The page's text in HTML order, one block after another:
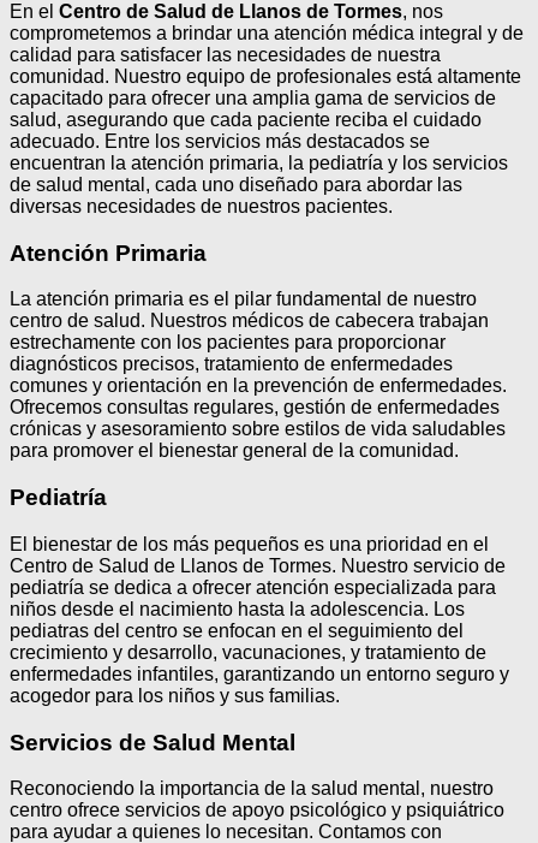
En el Centro de Salud de Llanos de Tormes, nos
comprometemos a brindar una atención médica integral y de
calidad para satisfacer las necesidades de nuestra
comunidad. Nuestro equipo de profesionales está altamente
capacitado para ofrecer una amplia gama de servicios de
salud, asegurando que cada paciente reciba el cuidado
adecuado. Entre los servicios más destacados se
encuentran la atención primaria, la pediatría y los servicios
de salud mental, cada uno diseñado para abordar las
diversas necesidades de nuestros pacientes.
Atención Primaria
La atención primaria es el pilar fundamental de nuestro
centro de salud. Nuestros médicos de cabecera trabajan
estrechamente con los pacientes para proporcionar
diagnósticos precisos, tratamiento de enfermedades
comunes y orientación en la prevención de enfermedades.
Ofrecemos consultas regulares, gestión de enfermedades
crónicas y asesoramiento sobre estilos de vida saludables
para promover el bienestar general de la comunidad.
Pediatría
El bienestar de los más pequeños es una prioridad en el
Centro de Salud de Llanos de Tormes. Nuestro servicio de
pediatría se dedica a ofrecer atención especializada para
niños desde el nacimiento hasta la adolescencia. Los
pediatras del centro se enfocan en el seguimiento del
crecimiento y desarrollo, vacunaciones, y tratamiento de
enfermedades infantiles, garantizando un entorno seguro y
acogedor para los niños y sus familias.
Servicios de Salud Mental
Reconociendo la importancia de la salud mental, nuestro
centro ofrece servicios de apoyo psicológico y psiquiátrico
para ayudar a quienes lo necesitan. Contamos con